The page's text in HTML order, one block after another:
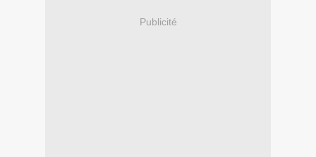
Publicité